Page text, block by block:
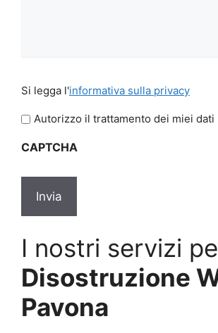
legga
l'informativa
privacy
Si legga l'informativa sulla privacy
Autorizzo il trattamento dei miei dati
CAPTCHA
I nostri servizi
Disostruzione
Pavona